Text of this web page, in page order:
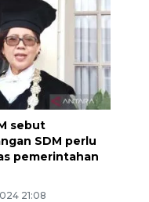
sebut
SDM perlu
pemerintahan
21:08